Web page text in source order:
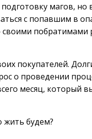
магов, но
с попавшим в
своими
покупателей.
о проведении
месяц, который
будем?